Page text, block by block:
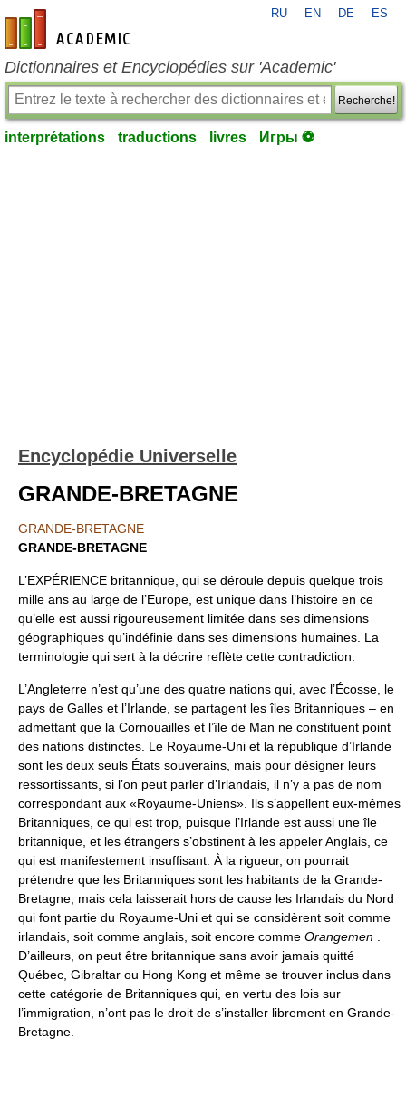
fr-academic.com
RU EN DE ES
Dictionnaires et Encyclopédies sur 'Academic'
Recherche!
interprétations traductions livres Игры ⚽
Encyclopédie Universelle
GRANDE-BRETAGNE
GRANDE-BRETAGNE
GRANDE-BRETAGNE
L’EXPÉRIENCE britannique, qui se déroule depuis quelque trois
mille ans au large de l’Europe, est unique dans l’histoire en ce
qu’elle est aussi rigoureusement limitée dans ses dimensions
géographiques qu’indéfinie dans ses dimensions humaines. La
terminologie qui sert à la décrire reflète cette contradiction.
L’Angleterre n’est qu’une des quatre nations qui, avec l’Écosse, le
pays de Galles et l’Irlande, se partagent les îles Britanniques – en
admettant que la Cornouailles et l’île de Man ne constituent point
des nations distinctes. Le Royaume-Uni et la république d’Irlande
sont les deux seuls États souverains, mais pour désigner leurs
ressortissants, si l’on peut parler d’Irlandais, il n’y a pas de nom
correspondant aux «Royaume-Uniens». Ils s’appellent eux-mêmes
Britanniques, ce qui est trop, puisque l’Irlande est aussi une île
britannique, et les étrangers s’obstinent à les appeler Anglais, ce
qui est manifestement insuffisant. À la rigueur, on pourrait
prétendre que les Britanniques sont les habitants de la Grande-
Bretagne, mais cela laisserait hors de cause les Irlandais du Nord
qui font partie du Royaume-Uni et qui se considèrent soit comme
irlandais, soit comme anglais, soit encore comme Orangemen
D’ailleurs, on peut être britannique sans avoir jamais quitté
Québec, Gibraltar ou Hong Kong et même se trouver inclus dans
cette catégorie de Britanniques qui, en vertu des lois sur
l’immigration, n’ont pas le droit de s’installer librement en Grande-
Bretagne.